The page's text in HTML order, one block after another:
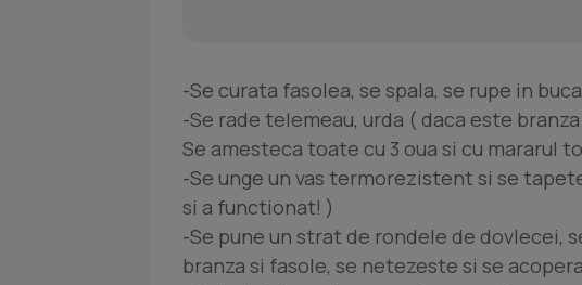
-Se curata fasolea, se spala, se rupe in
-Se rade telemeau, urda ( daca este
Se amesteca toate cu 3 oua si cu mararul
-Se unge un vas termorezistent si se
si a functionat! )
-Se pune un strat de rondele de dovlecei,
branza si fasole, se netezeste si se